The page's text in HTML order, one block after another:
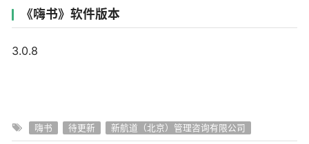
《嗨书》软件版本
3.0.8
嗨书 待更新 新航道（北京）管理咨询有限公司